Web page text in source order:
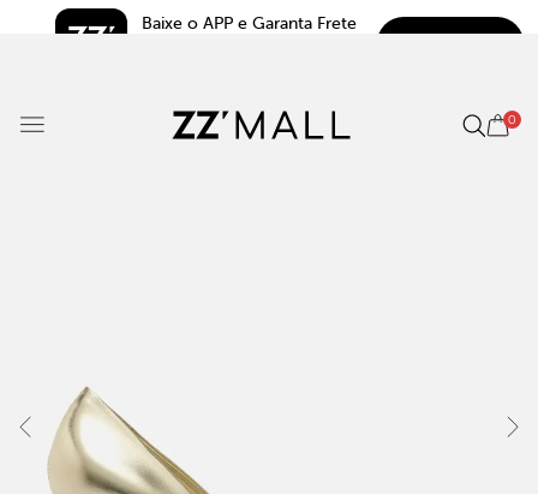
Baixe o APP e Garanta Frete
0